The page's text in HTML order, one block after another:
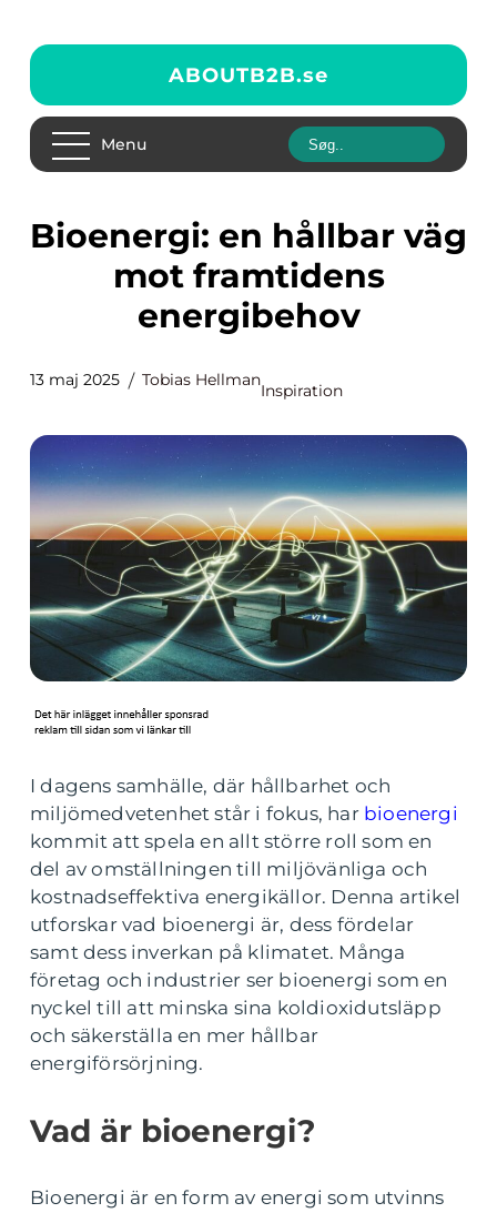
ABOUTB2B.se
Menu
Bioenergi: en hållbar väg
mot framtidens
energibehov
13 maj 2025 Tobias Hellman
Inspiration
I dagens samhälle, där hållbarhet och
miljömedvetenhet står i fokus, har bioenergi
kommit att spela en allt större roll som en
del av omställningen till miljövänliga och
kostnadseffektiva energikällor. Denna artikel
utforskar vad bioenergi är, dess fördelar
samt dess inverkan på klimatet. Många
företag och industrier ser bioenergi som en
nyckel till att minska sina koldioxidutsläpp
och säkerställa en mer hållbar
energiförsörjning.
Vad är bioenergi?
Bioenergi är en form av energi som utvinns